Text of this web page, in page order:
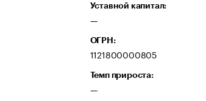
Уставной капитал:
—
ОГРН:
1121800000805
Темп прироста:
—